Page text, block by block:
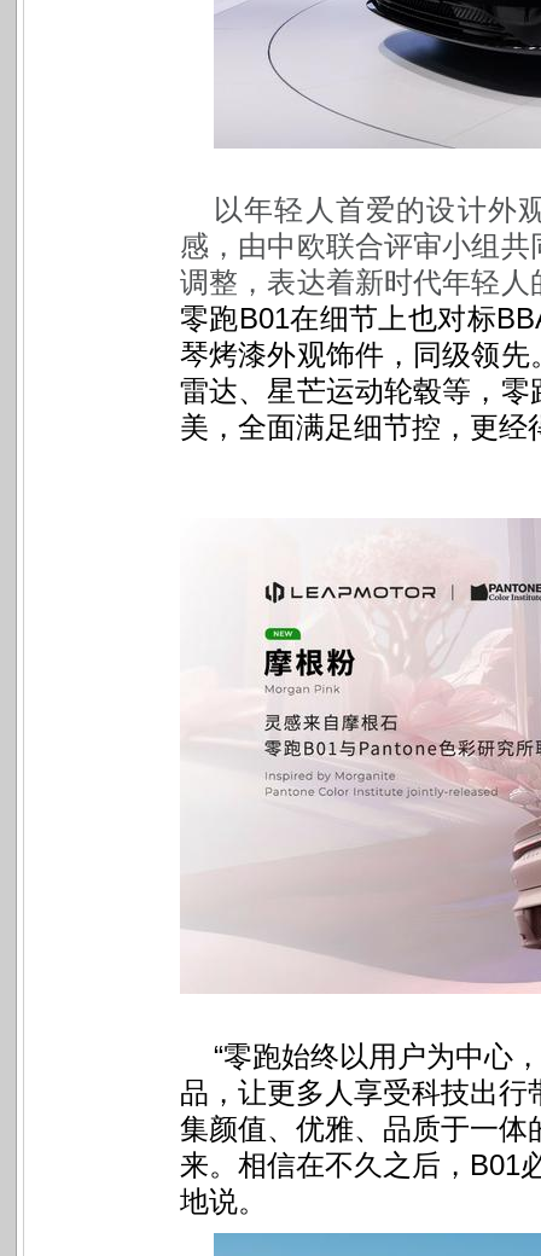
以年轻人首爱的设计外
感，由中欧联合评审小组
调整，表达着新时代年轻
零跑B01在细节上也对标
琴烤漆外观饰件，同级领
雷达、星芒运动轮毂等，
美，全面满足细节控，更
“零跑始终以用户为中心
品，让更多人享受科技出
集颜值、优雅、品质于一
来。相信在不久之后，B01
地说。